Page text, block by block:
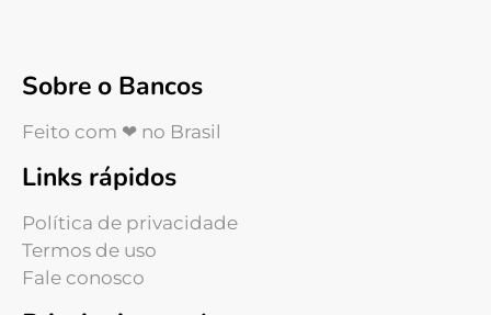
Sobre o Bancos
Feito com ❤ no Brasil
Links rápidos
Política de privacidade
Termos de uso
Fale conosco